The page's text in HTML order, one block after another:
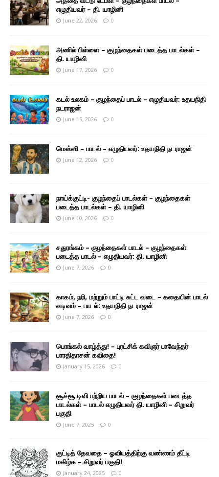
எழுதியவர் – தி. யாழினி
June 22, 2026 0
அணில் பிள்ளை – குழந்தைகள் படைத்த பாடல்கள் –
தி. யாழினி
June 17, 2026 0
கடல் உலகம் – குழந்தைப் பாடல் – எழுதியவர்: உதயநிதி
நடராஜன்
June 15, 2026 0
மெஸ்ஸி – பாடல் – எழுதியவர்: உதயநிதி நடராஜன்
June 12, 2026 0
நாய்க்குட்டி- குழந்தைப் பாடல்கள் – குழந்தைகள்
படைத்த பாடல்கள் – தி. யாழினி
June 10, 2026 0
சதுரங்கம் – குழந்தைகள் பாடல் – குழந்தைகள்
படைத்த பாடல் – எழுதியவர்: தி. யாழினி
June 7, 2026 0
காகம், நரி, மற்றும் பாட்டி சுட்ட வடை – கதையின் பாடல்
வடிவம் – பாடல்: உதயநிதி நடராஜன்
June 7, 2026 0
பொங்கல் வாழ்த்து! – புரட்சிக் கவிஞர் பாவேந்தர்
பாரதிதாசன் கவிதை!
January 15, 2026 0
சூச்சூ டிவி பற்றிய பாடல் – குழந்தைகள் படைத்த
பாடல்கள் – பாடல் எழுதியவர் தி. யாழினி – சிறுவர்
பகுதி
June 7, 2025 0
குட்டித் தேவதை – ஓவியத்திற்கு வண்ணம் தீட்டி
மகிழ்க – சிறுவர் பகுதி!
January 24, 2025 0